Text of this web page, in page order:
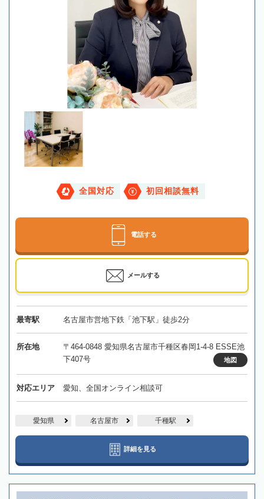
全国対応 初回相談無料
電話する
メールする
最寄駅 名古屋市営地下鉄「池下駅」徒歩2分
所在地
〒464-0848 愛知県名古屋市千種区春岡1-4-8 ESSE池
下407号
地図
対応エリア 愛知、全国オンライン相談可
愛知県 名古屋市 千種駅
詳細を見る